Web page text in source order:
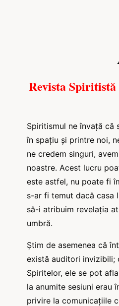
Revista
Spiritismul ne învață că
în spațiu și printre noi,
ne credem singuri,
noastre. Acest lucru
este astfel, nu poate fi
s-ar fi temut dacă casa
să-i atribuim revelația
umbră.
Știm de asemenea că
există auditori invizibili;
Spiritelor, ele se pot
la anumite sesiuni erau
privire la comunicațiile